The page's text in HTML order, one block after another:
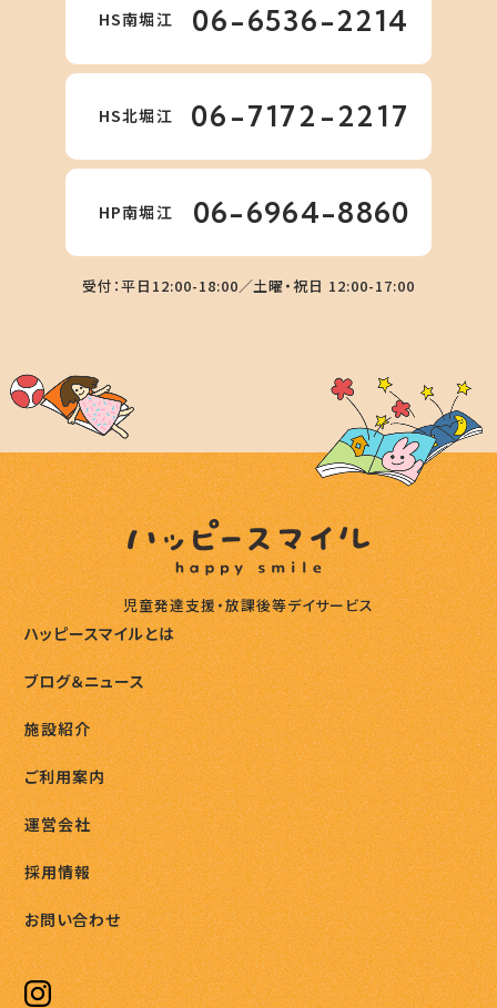
HS南堀江 06-6536-2214
HS北堀江 06-7172-2217
HP南堀江 06-6964-8860
受付：平日12:00-18:00／土曜・祝日 12:00-17:00
児童発達支援・放課後等デイサービス
ハッピースマイルとは
ブログ＆ニュース
施設紹介
ご利用案内
運営会社
採用情報
お問い合わせ